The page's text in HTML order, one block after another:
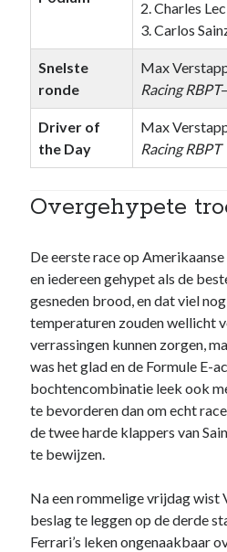
2. Charles
3. Carlos
Snelste
ronde
Max
Racing RBPT
Driver of
the Day
Max
Racing RBPT
Overgehypete
De eerste race op
en iedereen gehypet als de
gesneden brood, en dat viel
temperaturen zouden wellicht
verrassingen kunnen zorgen,
was het glad en de Formule E-
bochtencombinatie leek ook
te bevorderen dan om echt
de twee harde klappers van
te bewijzen.
Na een rommelige vrijdag wist
beslag te leggen op de derde
Ferrari’s leken ongenaakbaar